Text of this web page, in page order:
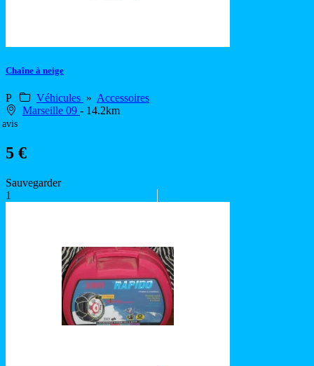
Chaîne à neige
P Véhicules » Accessoires
Marseille 09 - 14.2km
avis
5 €
Sauvegarder
1